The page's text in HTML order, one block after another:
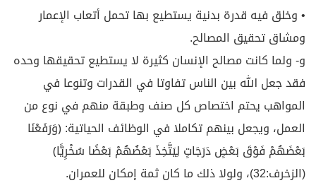
• وخلق فيه قدرة بدنية يستطيع بها تحمل أتعاب الإعمار
ومشاق تحقيق المصالح.
و- ولما كانت مصالح الإنسان كثيرة لا يستطيع تحقيقها وحده
فقد جعل الله بين الناس تفاوتا في القدرات وتنوعا في
المواهب يحتم اختصاص كل صنف وطبقة منهم في نوع من
العمل، ويجعل بينهم تكاملا في الوظائف الحياتية: ﴿وَرَفَعْنَا
بَعْضَهُمْ فَوْقَ بَعْضٍ دَرَجَاتٍ لِيَتَّخِذَ بَعْضُهُمْ بَعْضًا سُخْرِيًّا﴾
(الزخرف:32)، ولولا ذلك ما كان ثمة إمكان للعمران.